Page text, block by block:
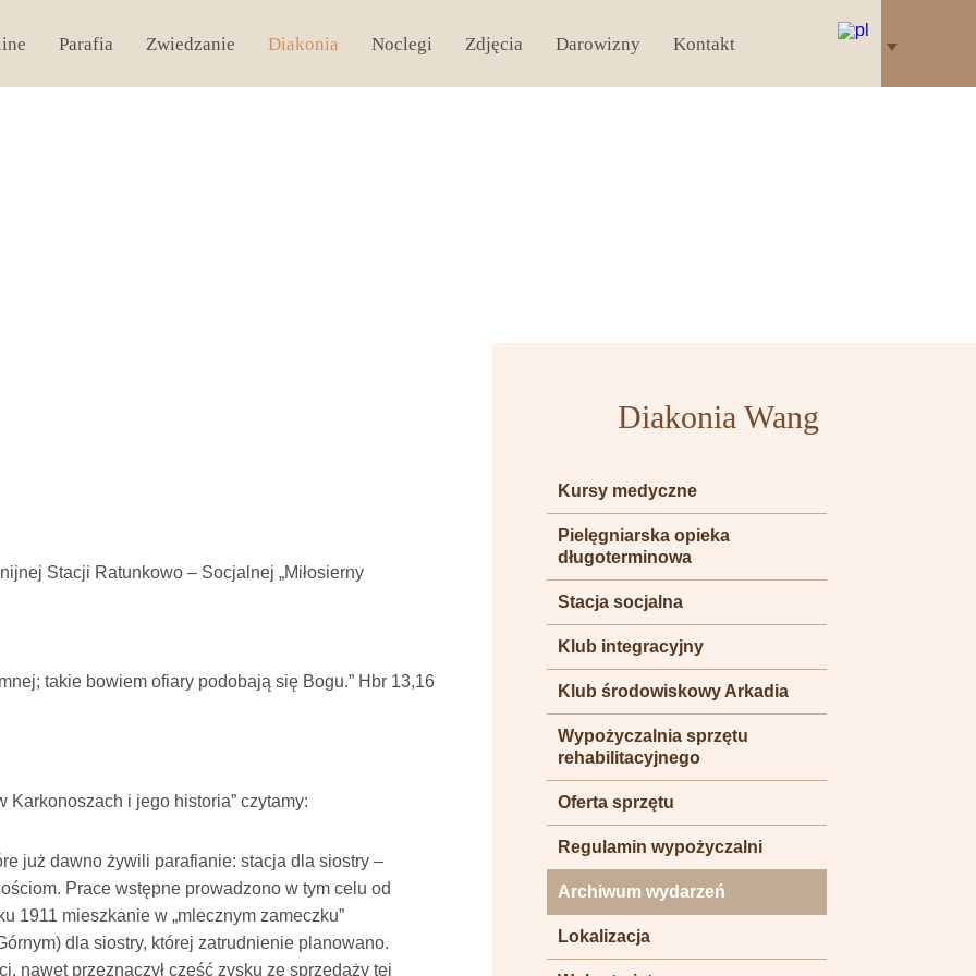
Parafia Zwiedzanie Diakonia Noclegi Zdjęcia Darowizny Kontakt
Stacji Ratunkowo – Socjalnej „Miłosierny
takie bowiem ofiary podobają się Bogu.” Hbr 13,16
Karkonoszach i jego historia” czytamy:
już dawno żywili parafianie: stacja dla siostry –
Prace wstępne prowadzono w tym celu od
1911 mieszkanie w „mlecznym zameczku”
dla siostry, której zatrudnienie planowano.
nawet przeznaczył część zysku ze sprzedaży tej
Diakonia Wang
Kursy medyczne
Pielęgniarska opieka
długoterminowa
Stacja socjalna
Klub integracyjny
Klub środowiskowy Arkadia
Wypożyczalnia sprzętu
rehabilitacyjnego
Oferta sprzętu
Regulamin wypożyczalni
Archiwum wydarzeń
Lokalizacja